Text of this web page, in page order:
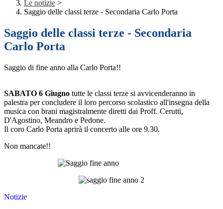
Le notizie >
Saggio delle classi terze - Secondaria Carlo Porta
Saggio delle classi terze - Secondaria
Carlo Porta
Saggio di fine anno alla Carlo Porta!!
SABATO 6 Giugno tutte le classi terze si avvicenderanno in
palestra per concludere il loro percorso scolastico all'insegna della
musica con brani magistralmente diretti dai Proff. Cerutti,
D'Agostino, Meandro e Pedone.
Il coro Carlo Porta aprirà il concerto alle ore 9.30.
Non mancate!!
Notizie